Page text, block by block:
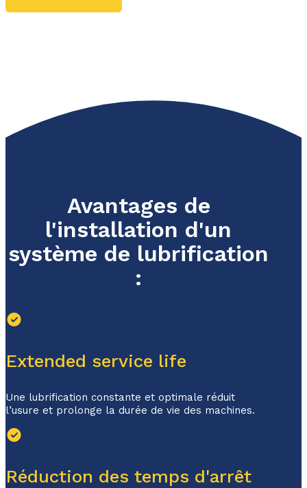
Avantages de
l'installation d'un
système de lubrification
:
Extended service life
Une lubrification constante et optimale réduit
l’usure et prolonge la durée de vie des machines.
Réduction des temps d'arrêt